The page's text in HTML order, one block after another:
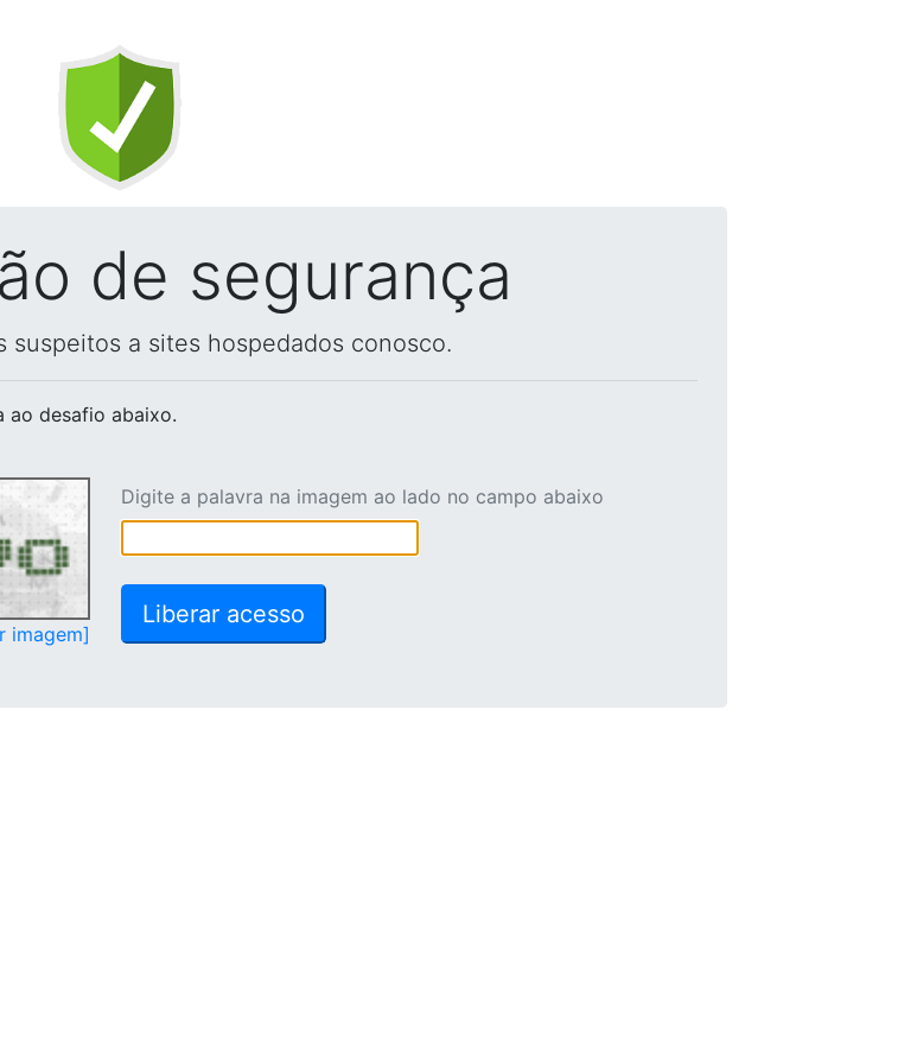
de segurança
a sites hospedados conosco.
ao desafio abaixo.
imagem]
Digite a palavra na imagem ao lado no campo abaixo